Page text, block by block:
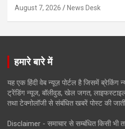
August 7, 2026 News Desk
हमारे बारे में
यह एक हिंदी वेब न्यूज़ पोर्टल है जिसमें ब्रेकिंग
ट्रेंडिंग न्यूज, बॉलीवुड, खेल जगत,
तथा टेक्नोलॉजी से संबंधित खबरें पोस्ट की
Disclaimer - समाचार से सम्बंधित किसी भी